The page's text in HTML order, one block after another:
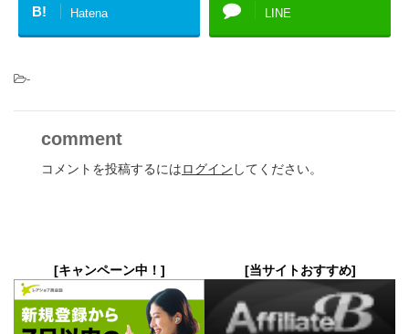
B! Hatena LINE
-
comment
コメントを投稿するにはログイン してください。
[キャンペーン中！] [当サイトおすすめ]